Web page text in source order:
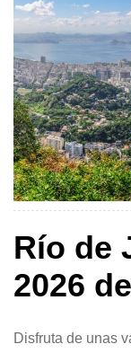
Río de
2026
Disfruta de unas